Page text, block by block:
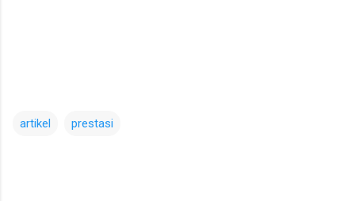
artikel prestasi